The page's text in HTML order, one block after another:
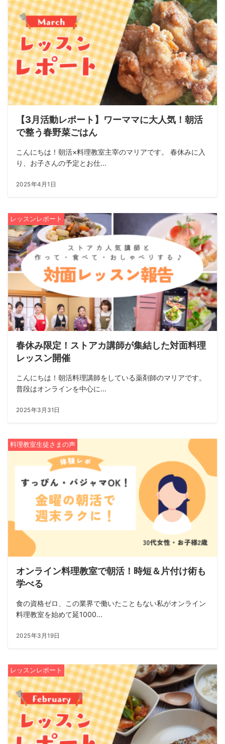
【3月活動レポート】ワーママに大人気！朝活
で整う春野菜ごはん
こんにちは！朝活×料理教室主宰のマリアです。 春休みに入
り、お子さんの予定とお仕...
2025年4月1日
レッスンレポート
春休み限定！ストアカ講師が集結した対面料理
レッスン開催
こんにちは！朝活料理講師をしている薬剤師のマリアです。
普段はオンラインを中心に...
2025年3月31日
料理教室生徒さまの声
オンライン料理教室で朝活！時短＆片付け術も
学べる
食の資格ゼロ、この業界で働いたこともない私がオンライン
料理教室を始めて延1000...
2025年3月19日
レッスンレポート